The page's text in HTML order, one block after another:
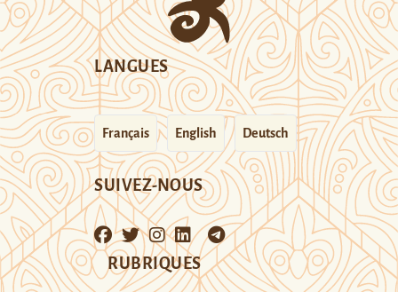
LANGUES
Français English Deutsch
SUIVEZ-NOUS
RUBRIQUES